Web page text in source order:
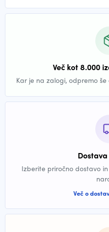
Več kot 8.000
Kar je na zalogi, odpremo
Izberite priročno dostavo
Več o